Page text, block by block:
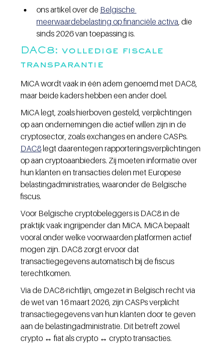
ons artikel over de Belgische
meerwaardebelasting op financiële activa , die
sinds 2026 van toepassing is.
DAC8: volledige fiscale
transparantie
MiCA wordt vaak in één adem genoemd met DAC8,
maar beide kaders hebben een ander doel.
MiCA legt, zoals hierboven gesteld, verplichtingen
op aan ondernemingen die actief willen zijn in de
cryptosector, zoals exchanges en andere CASPs.
DAC8 legt daarentegen rapporteringsverplichtingen
op aan cryptoaanbieders. Zij moeten informatie over
hun klanten en transacties delen met Europese
belastingadministraties, waaronder de Belgische
fiscus.
Voor Belgische cryptobeleggers is DAC8 in de
praktijk vaak ingrijpender dan MiCA. MiCA bepaalt
vooral onder welke voorwaarden platformen actief
mogen zijn. DAC8 zorgt ervoor dat
transactiegegevens automatisch bij de fiscus
terechtkomen.
Via de DAC8-richtlijn, omgezet in Belgisch recht via
de wet van 16 maart 2026, zijn CASPs verplicht
transactiegegevens van hun klanten door te geven
aan de belastingadministratie. Dit betreft zowel
crypto ↔ fiat als crypto ↔ crypto transacties.